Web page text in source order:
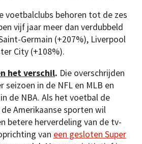
voetbalclubs behoren tot de zes
vijf jaar meer dan verdubbeld
Germain (+207%), Liverpool
City (+108%).
het verschil. Die overschrijden
seizoen in de NFL en MLB en
de NBA. Als het voetbal de
Amerikaanse sporten wil
betere herverdeling van de tv-
van een gesloten Super